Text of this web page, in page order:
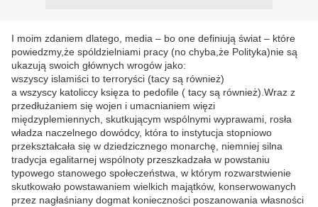
I moim zdaniem dlatego, media – bo one definiują świat – które
powiedzmy,że spóldzielniami pracy (no chyba,że Polityka)nie są
ukazują swoich głównych wrogów jako:
wszyscy islamiści to terroryści (tacy są również)
a wszyscy katoliccy księza to pedofile ( tacy są również).Wraz z
przedłużaniem się wojen i umacnianiem więzi
międzyplemiennych, skutkującym wspólnymi wyprawami, rosła
władza naczelnego dowódcy, która to instytucja stopniowo
przekształcała się w dziedzicznego monarchę, niemniej silna
tradycja egalitarnej wspólnoty przeszkadzała w powstaniu
typowego stanowego społeczeństwa, w którym rozwarstwienie
skutkowało powstawaniem wielkich majątków, konserwowanych
przez nagłaśniany dogmat konieczności poszanowania własności